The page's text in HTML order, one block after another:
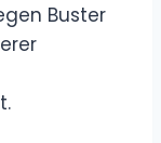
Buster